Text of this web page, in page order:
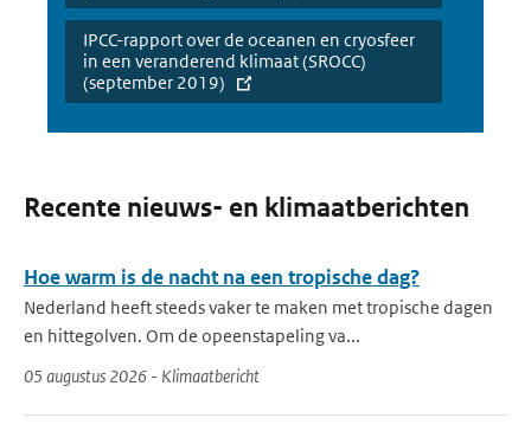
IPCC-rapport over de oceanen en cryosfeer
in een veranderend klimaat (SROCC)
(september 2019)
Recente nieuws- en klimaatberichten
Hoe warm is de nacht na een tropische dag?
Nederland heeft steeds vaker te maken met tropische dagen
en hittegolven. Om de opeenstapeling va...
05 augustus 2026 - Klimaatbericht